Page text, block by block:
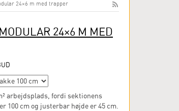
24×6 m med trapper
24×6 M MED
arbejdsplads, fordi sektionens
100 cm og justerbar højde er 45 cm.